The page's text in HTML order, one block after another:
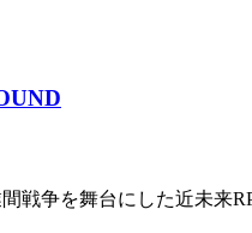
戦争を舞台にした近未来